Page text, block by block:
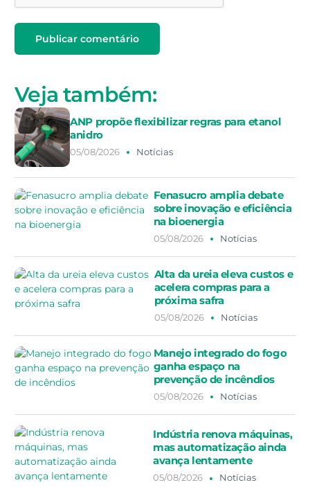
Veja também:
ANP propõe flexibilizar regras para etanol
anidro
05/08/2026 Notícias
Fenasucro amplia debate
sobre inovação e eficiência
na bioenergia
05/08/2026 Notícias
Alta da ureia eleva custos e
acelera compras para a
próxima safra
05/08/2026 Notícias
Manejo integrado do fogo
ganha espaço na
prevenção de incêndios
05/08/2026 Notícias
Indústria renova máquinas,
mas automatização ainda
avança lentamente
05/08/2026 Notícias